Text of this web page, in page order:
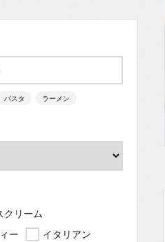
パスタ ラーメン
クリーム
ー
イタリアン